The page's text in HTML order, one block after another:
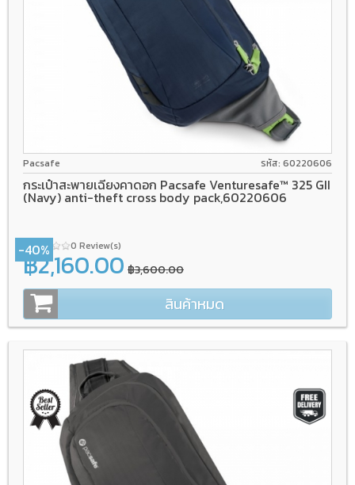
Pacsafe รหัส: 60220606
กระเป๋าสะพายเฉียงคาดอก Pacsafe Venturesafe™ 325 GII
(Navy) anti-theft cross body pack,60220606
0 Review(s)
-40%
฿2,160.00 ฿3,600.00
สินค้าหมด